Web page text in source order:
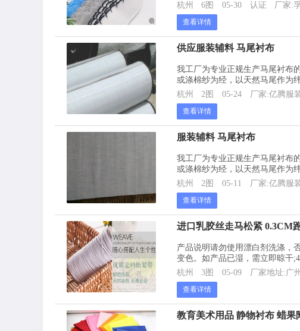
杭州
6图 05-30 认证 厂家:
查看详情
供应服装辅料 马尾衬布
我工厂为专业正规生产马尾衬布
或涤棉纱为经，以天然马尾作为
杭州
2图 05-24 厂家:亿腾服
查看详情
服装辅料 马尾衬布
我工厂为专业正规生产马尾衬布
或涤棉纱为经，以天然马尾作为
杭州
2图 05-11 厂家:亿腾服
查看详情
进口乳胶丝走马松紧 0.3CM
产品说明请勿使用漂白剂洗涤，
变色。如产品已湿，需立即晾干
杭州
3图 05-09 厂家地址:广州
查看详情
教育美术用品 静物衬布 蜡果